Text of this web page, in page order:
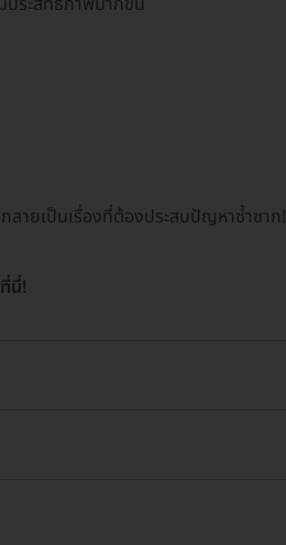
ายเป็นเรื่องที่ต้องประสบปัญหาซ้ำซาก!
นี่!